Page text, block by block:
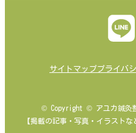
サイトマッププライバ
© Copyright © アユカ鍼灸
【掲載の記事・写真・イラスト